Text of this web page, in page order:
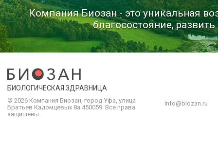
Компания Биозан - это уникальная
благосостояние,
БИОЛОГИЧЕСКАЯ ЗДРАВНИЦА
© 2026 Компания Биозан, город Уфа, улица
Братьев Кадомцевых 8а 450059. Все права
защищены.
info@biozan.ru